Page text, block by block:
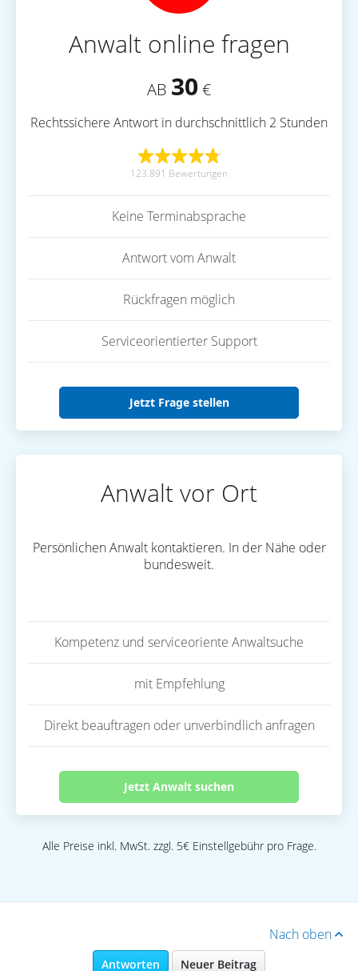
Anwalt online fragen
AB 30 €
Rechtssichere Antwort in durchschnittlich 2 Stunden
123.891 Bewertungen
Keine Terminabsprache
Antwort vom Anwalt
Rückfragen möglich
Serviceorientierter Support
Jetzt Frage stellen
Anwalt vor Ort
Persönlichen Anwalt kontaktieren. In der Nähe oder
bundesweit.
Kompetenz und serviceoriente Anwaltsuche
mit Empfehlung
Direkt beauftragen oder unverbindlich anfragen
Jetzt Anwalt suchen
Alle Preise inkl. MwSt. zzgl. 5€ Einstellgebühr pro Frage.
Nach oben
Antworten Neuer Beitrag